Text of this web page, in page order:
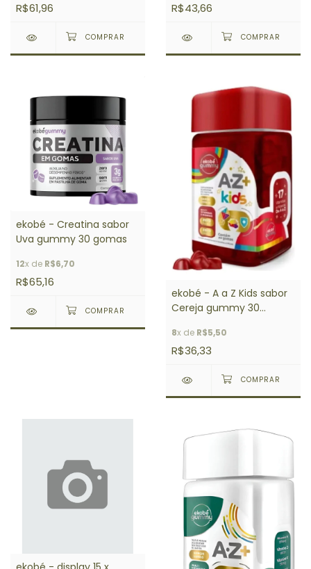
R$61,96 R$43,66
ekobé - Creatina sabor
Uva gummy 30 gomas
12x de R$6,70
R$65,16
ekobé - A a Z Kids sabor
Cereja gummy 30
8x de R$5,50
R$36,33